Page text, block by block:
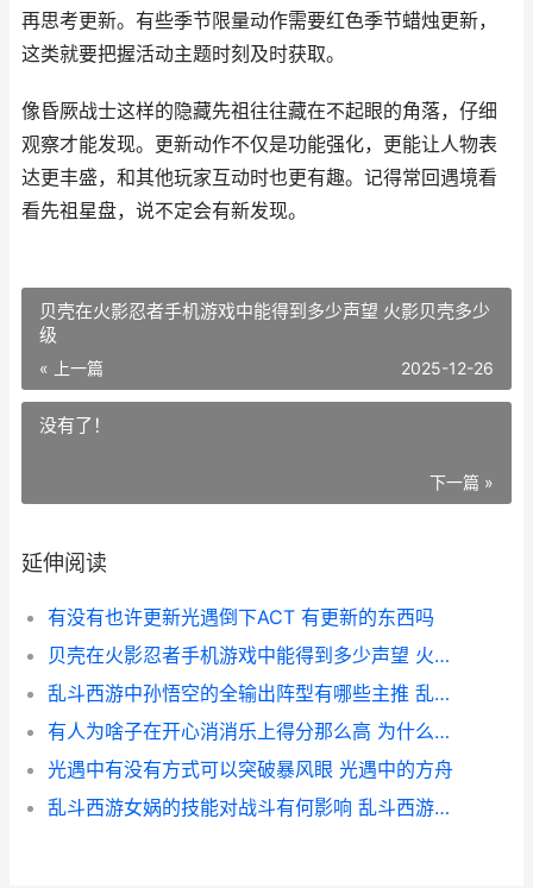
再思考更新。有些季节限量动作需要红色季节蜡烛更新，
这类就要把握活动主题时刻及时获取。
像昏厥战士这样的隐藏先祖往往藏在不起眼的角落，仔细
观察才能发现。更新动作不仅是功能强化，更能让人物表
达更丰盛，和其他玩家互动时也更有趣。记得常回遇境看
看先祖星盘，说不定会有新发现。
贝壳在火影忍者手机游戏中能得到多少声望 火影贝壳多少
级
« 上一篇 2025-12-26
没有了！
下一篇 »
延伸阅读
有没有也许更新光遇倒下ACT 有更新的东西吗
贝壳在火影忍者手机游戏中能得到多少声望 火影贝壳多少级
乱斗西游中孙悟空的全输出阵型有哪些主推 乱斗西游 孙悟空
有人为啥子在开心消消乐上得分那么高 为什么有人会开灯睡觉
光遇中有没有方式可以突破暴风眼 光遇中的方舟
乱斗西游女娲的技能对战斗有何影响 乱斗西游女娲阵容搭配